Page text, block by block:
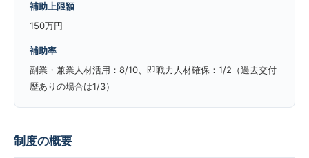
補助上限額
150万円
補助率
副業・兼業人材活用：8/10、即戦力人材確保：1/2（過去交付
歴ありの場合は1/3）
制度の概要